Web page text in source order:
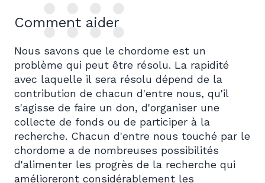
Comment aider
Nous savons que le chordome est un
problème qui peut être résolu. La rapidité
avec laquelle il sera résolu dépend de la
contribution de chacun d'entre nous, qu'il
s'agisse de faire un don, d'organiser une
collecte de fonds ou de participer à la
recherche. Chacun d'entre nous touché par le
chordome a de nombreuses possibilités
d'alimenter les progrès de la recherche qui
amélioreront considérablement les